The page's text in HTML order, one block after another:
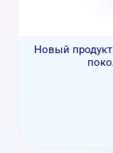
Новый продукт